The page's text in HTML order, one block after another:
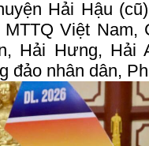
Hải Hậu
Việt Nam,
Hải Hưng, Hải
đảo nhân dân,